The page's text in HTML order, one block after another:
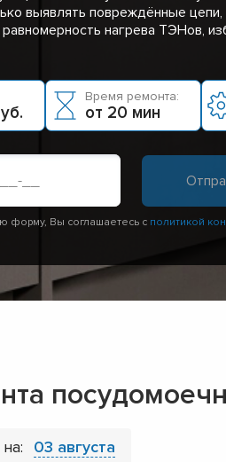
выявлять повреждённые цепи,
нагрева ТЭНов,
Время ремонта:
от 20 мин
форму, Вы соглашаетесь с политикой
03 августа